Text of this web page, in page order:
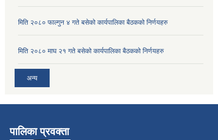
मिति २०८० फाल्गुन ४ गते बसेको कार्यपालिका बैठकको निर्णयहरु
मिति २०८० माघ २१ गते बसेको कार्यपालिका बैठकको निर्णयहरु
अन्य
पालिका प्रवक्ता